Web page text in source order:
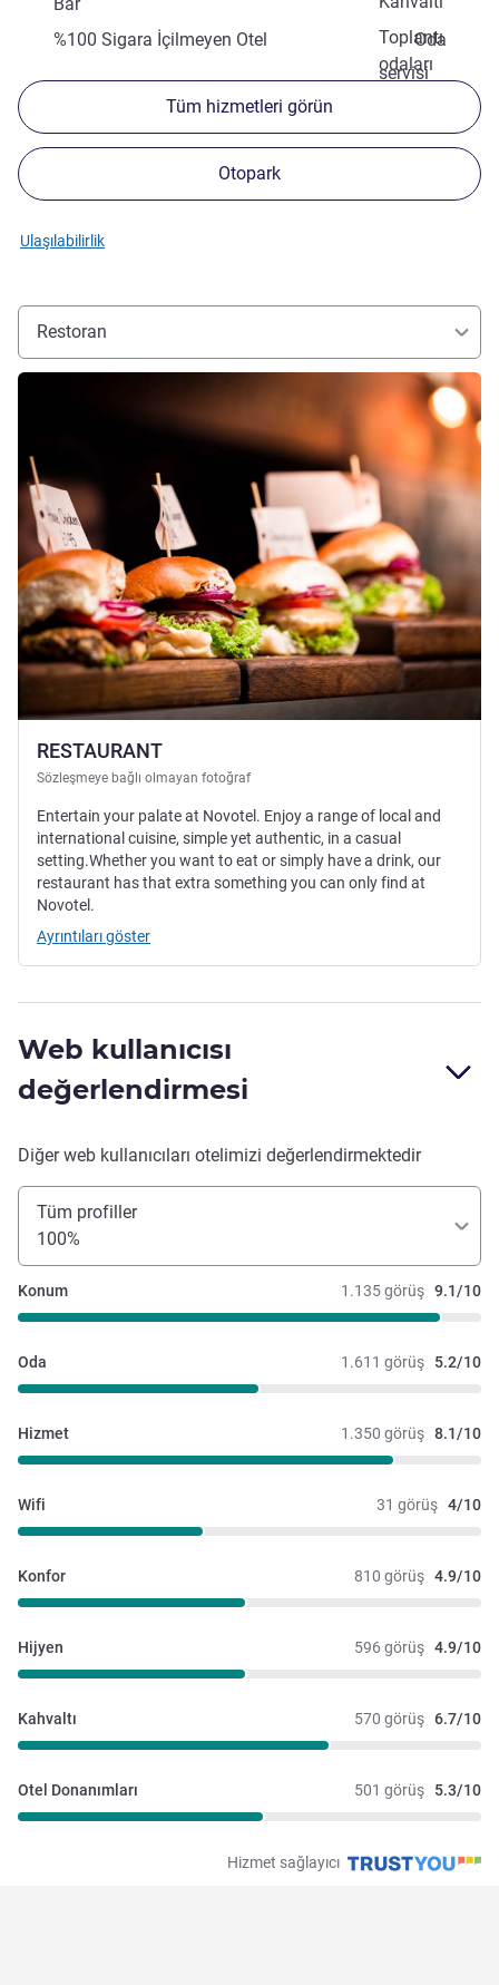
Toplantı
odaları
%100 Sigara İçilmeyen Otel
Oda
servisi
Tüm hizmetleri görün
Otopark
Ulaşılabilirlik
Restoran
RESTAURANT
Sözleşmeye bağlı olmayan fotoğraf
Ayrıntıları göster
Entertain your palate at Novotel. Enjoy a range of local and
international cuisine, simple yet authentic, in a casual
setting.Whether you want to eat or simply have a drink, our
restaurant has that extra something you can only find at
Novotel.
Ayrıntıları göster
Web kullanıcısı
değerlendirmesi
Diğer web kullanıcıları otelimizi değerlendirmektedir
Tüm profiller
100%
1.135 görüş 9.1/10
Konum
1.611 görüş 5.2/10
Oda
1.350 görüş 8.1/10
Hizmet
31 görüş 4/10
Wifi
810 görüş 4.9/10
Konfor
596 görüş 4.9/10
Hijyen
570 görüş 6.7/10
Kahvaltı
501 görüş 5.3/10
Otel Donanımları
Hizmet sağlayıcı